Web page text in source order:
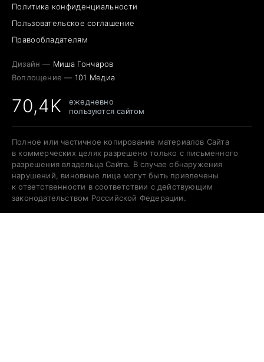
Политика конфиденциальности
Пользовательское соглашение
Правообладателям
Дизайн — Миша Гончаров
Воплощение — 101 Медиа
70,4K
ежедневно
пользуются сайтом
Полное или частичное копирование материалов Сайта
в коммерческих целях разрешено только с письменного
разрешения владельца Сайта. В случае обнаружения
нарушений, виновные лица могут быть привлечены
к ответственности в соответствии с действующим
законодательством Российской Федерации.